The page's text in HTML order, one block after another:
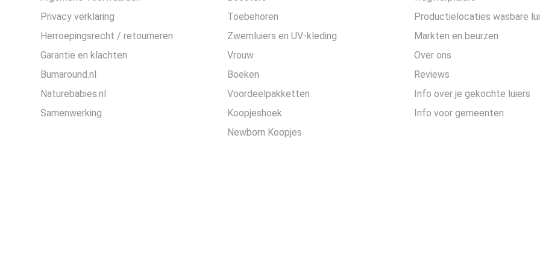
Privacy verklaring
Herroepingsrecht / retourneren
Garantie en klachten
Bumaround.nl
Naturebabies.nl
Samenwerking
Toebehoren
Zwemluiers en UV-kleding
Vrouw
Boeken
Voordeelpakketten
Koopjeshoek
Newborn Koopjes
Productielocaties wasbare
Markten en beurzen
Over ons
Reviews
Info over je gekochte luiers
Info voor gemeenten